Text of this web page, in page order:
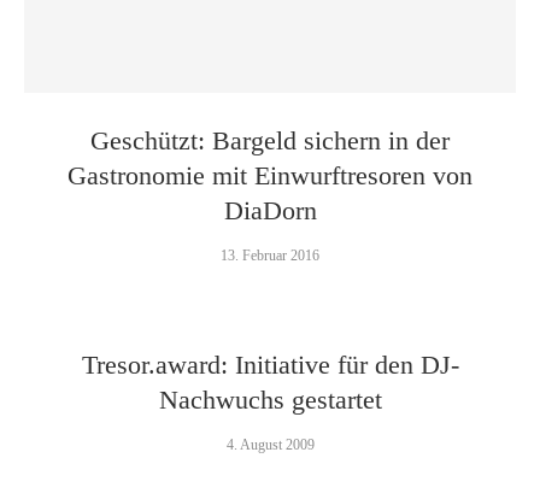
Geschützt: Bargeld sichern in der
Gastronomie mit Einwurftresoren von
DiaDorn
13. Februar 2016
Tresor.award: Initiative für den DJ-
Nachwuchs gestartet
4. August 2009